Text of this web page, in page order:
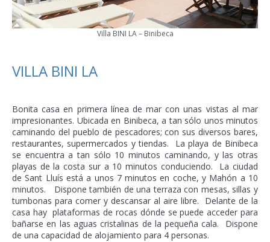
Villa BINI LA – Binibeca
VILLA BINI LA
Bonita casa en primera línea de mar con unas vistas al mar
impresionantes. Ubicada en Binibeca, a tan sólo unos minutos
caminando del pueblo de pescadores; con sus diversos bares,
restaurantes, supermercados y tiendas. La playa de Binibeca
se encuentra a tan sólo 10 minutos caminando, y las otras
playas de la costa sur a 10 minutos conduciendo. La ciudad
de Sant Lluís está a unos 7 minutos en coche, y Mahón a 10
minutos. Dispone también de una terraza con mesas, sillas y
tumbonas para comer y descansar al aire libre. Delante de la
casa hay plataformas de rocas dónde se puede acceder para
bañarse en las aguas cristalinas de la pequeña cala. Dispone
de una capacidad de alojamiento para 4 personas.